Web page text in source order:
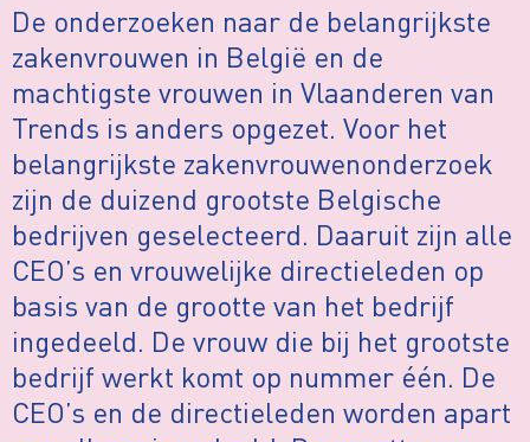
De onderzoeken naar de belangrijkste
zakenvrouwen in België en de
machtigste vrouwen in Vlaanderen van
Trends is anders opgezet. Voor het
belangrijkste zakenvrouwenonderzoek
zijn de duizend grootste Belgische
bedrijven geselecteerd. Daaruit zijn alle
CEO’s en vrouwelijke directieleden op
basis van de grootte van het bedrijf
ingedeeld. De vrouw die bij het grootste
bedrijf werkt komt op nummer één. De
CEO’s en de directieleden worden apart